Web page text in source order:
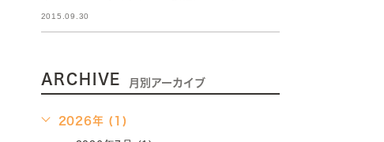
2015.09.30
ARCHIVE 月別アーカイブ
2026年 (1)